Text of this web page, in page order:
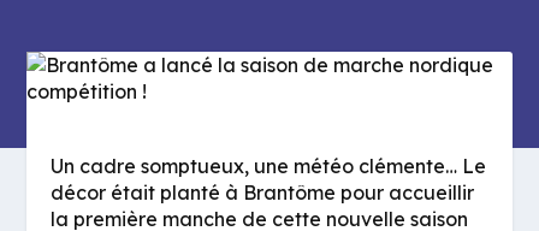
Un cadre somptueux, une météo clémente… Le
décor était planté à Brantôme pour accueillir
la première manche de cette nouvelle saison